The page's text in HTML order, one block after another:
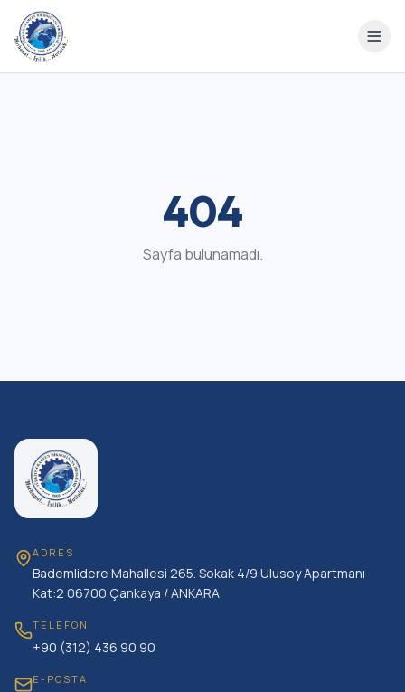
404
Sayfa bulunamadı.
ADRES
Bademlidere Mahallesi 265. Sokak 4/9 Ulusoy Apartmanı
Kat:2 06700 Çankaya / ANKARA
TELEFON
+90 (312) 436 90 90
E-POSTA